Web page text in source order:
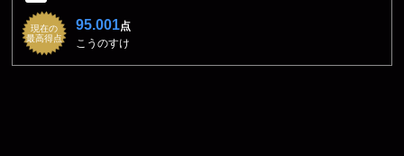
現在の
最高得点
95.001点
こうのすけ